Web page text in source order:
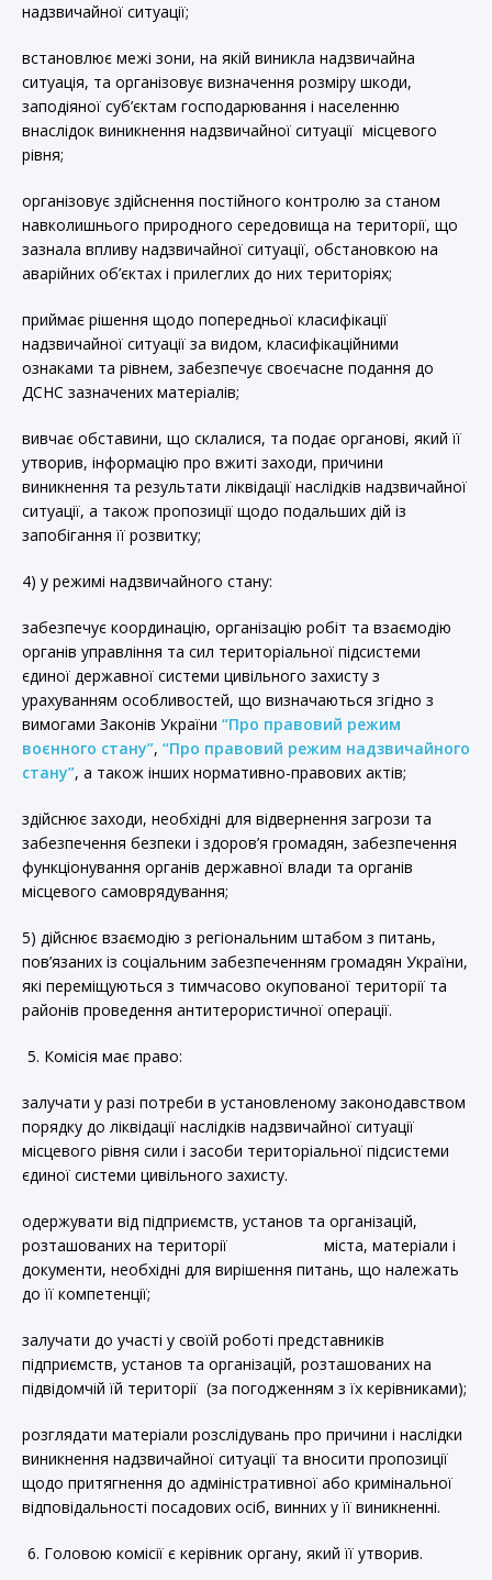
надзвичайної ситуації;
встановлює межі зони, на якій виникла надзвичайна
ситуація, та організовує визначення розміру шкоди,
заподіяної суб’єктам господарювання і населенню
внаслідок виникнення надзвичайної ситуації місцевого
рівня;
організовує здійснення постійного контролю за станом
навколишнього природного середовища на території, що
зазнала впливу надзвичайної ситуації, обстановкою на
аварійних об’єктах і прилеглих до них територіях;
приймає рішення щодо попередньої класифікації
надзвичайної ситуації за видом, класифікаційними
ознаками та рівнем, забезпечує своєчасне подання до
ДСНС зазначених матеріалів;
вивчає обставини, що склалися, та подає органові, який її
утворив, інформацію про вжиті заходи, причини
виникнення та результати ліквідації наслідків надзвичайної
ситуації, а також пропозиції щодо подальших дій із
запобігання її розвитку;
4) у режимі надзвичайного стану:
забезпечує координацію, організацію робіт та взаємодію
органів управління та сил територіальної підсистеми
єдиної державної системи цивільного захисту з
урахуванням особливостей, що визначаються згідно з
вимогами Законів України “Про правовий режим
воєнного стану”, “Про правовий режим надзвичайного
стану”, а також інших нормативно-правових актів;
здійснює заходи, необхідні для відвернення загрози та
забезпечення безпеки і здоров’я громадян, забезпечення
функціонування органів державної влади та органів
місцевого самоврядування;
5) дійснює взаємодію з регіональним штабом з питань,
пов’язаних із соціальним забезпеченням громадян України,
які переміщуються з тимчасово окупованої території та
районів проведення антитерористичної операції.
Комісія має право:
залучати у разі потреби в установленому законодавством
порядку до ліквідації наслідків надзвичайної ситуації
місцевого рівня сили і засоби територіальної підсистеми
єдиної системи цивільного захисту.
одержувати від підприємств, установ та організацій,
розташованих на території міста, матеріали і
документи, необхідні для вирішення питань, що належать
до її компетенції;
залучати до участі у своїй роботі представників
підприємств, установ та організацій, розташованих на
підвідомчій їй території (за погодженням з їх керівниками);
розглядати матеріали розслідувань про причини і наслідки
виникнення надзвичайної ситуації та вносити пропозиції
щодо притягнення до адміністративної або кримінальної
відповідальності посадових осіб, винних у її виникненні.
Головою комісії є керівник органу, який її утворив.